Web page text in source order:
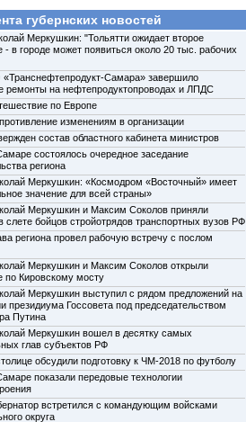
губернских новостей
Меркушкин: "Тольятти ожидает второе
- в городе может появиться около 20 тыс. рабочих
Самара» завершило
ремонты на нефтепродуктопроводах и ЛПДС
по Европе
изменениям в организации
состав областного кабинета министров
состоялось очередное заседание
региона
Меркушкин: «Космодром «Восточный» имеет
значение для всей страны»
Меркушкин и Максим Соколов приняли
слете бойцов стройотрядов транспортных вузов РФ
региона провел рабочую встречу с послом
Меркушкин и Максим Соколов открыли
по Кировскому мосту
Меркушкин выступил с рядом предложений на
президиума Госсовета под председательством
Путина
Меркушкин вошел в десятку самых
глав субъектов РФ
обсудили подготовку к ЧМ-2018 по футболу
показали передовые технологии
встретился с командующим войсками
округа